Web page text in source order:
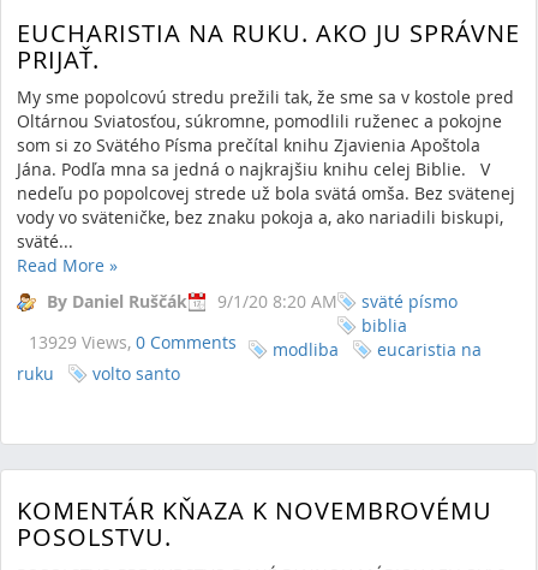
EUCHARISTIA NA RUKU. AKO JU SPRÁVNE
PRIJAŤ.
My sme popolcovú stredu prežili tak, že sme sa v kostole pred
Oltárnou Sviatosťou, súkromne, pomodlili ruženec a pokojne
som si zo Svätého Písma prečítal knihu Zjavienia Apoštola
Jána. Podľa mna sa jedná o najkrajšiu knihu celej Biblie. V
nedeľu po popolcovej strede už bola svätá omša. Bez svätenej
vody vo sväteničke, bez znaku pokoja a, ako nariadili biskupi,
sväté...
Read More »
By Daniel Ruščák
9/1/20 8:20 AM
13929 Views, 0 Comments
sväté písmo
biblia
modliba
eucaristia na
ruku
volto santo
KOMENTÁR KŇAZA K NOVEMBROVÉMU
POSOLSTVU.